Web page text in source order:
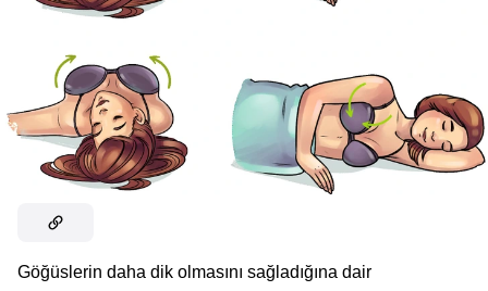
Göğüslerin daha dik olmasını sağladığına dair